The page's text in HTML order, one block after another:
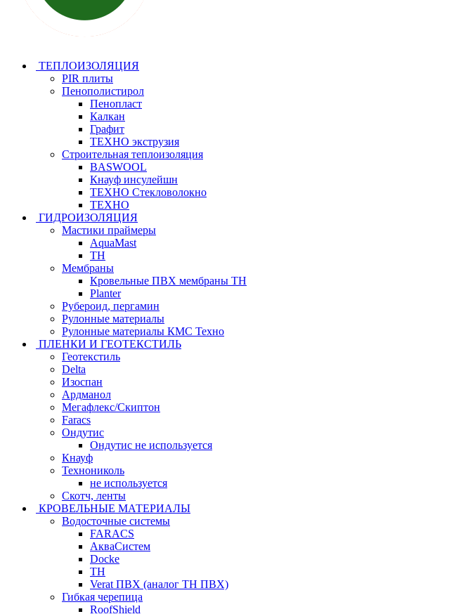
ТЕПЛОИЗОЛЯЦИЯ
PIR плиты
Пенополистирол
Пенопласт
Калкан
Графит
ТЕХНО экструзия
Строительная теплоизоляция
BASWOOL
Кнауф инсулейшн
ТЕХНО Стекловолокно
ТЕХНО
ГИДРОИЗОЛЯЦИЯ
Мастики праймеры
AquaMast
ТН
Мембраны
Кровельные ПВХ мембраны ТН
Planter
Рубероид, пергамин
Рулонные материалы
Рулонные материалы КМС Техно
ПЛЕНКИ И ГЕОТЕКСТИЛЬ
Геотекстиль
Delta
Изоспан
Ардманол
Мегафлекс/Скиптон
Faracs
Ондутис
Ондутис не используется
Кнауф
Технониколь
не используется
Скотч, ленты
КРОВЕЛЬНЫЕ МАТЕРИАЛЫ
Водосточные системы
FARACS
АкваСистем
Docke
ТН
Verat ПВХ (аналог ТН ПВХ)
Гибкая черепица
RoofShield